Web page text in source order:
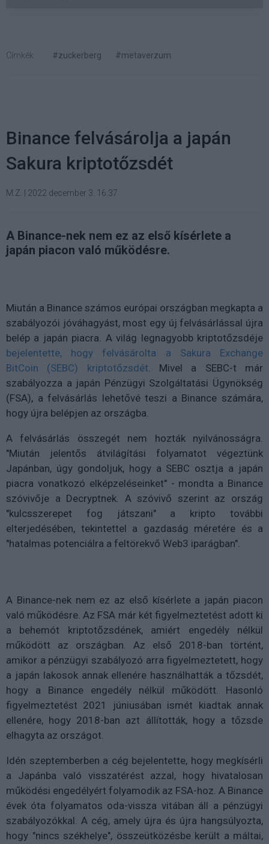
Címkék: #zuckerberg #metaverzum
Binance felvásárolja a japán
Sakura kriptotőzsdét
M.Z. 2022 december 3. 16:37
A Binance-nek nem ez az első kísérlete a
japán piacon való működésre.
Miután a Binance számos európai országban megkapta a
szabályozói jóváhagyást, most egy új felvásárlással újra
belép a japán piacra. A világ legnagyobb kriptotőzsdéje
bejelentette, hogy felvásárolta a Sakura Exchange
BitCoin (SEBC) kriptotőzsdét. Mivel a SEBC-t már
szabályozza a japán Pénzügyi Szolgáltatási Ügynökség
(FSA), a felvásárlás lehetővé teszi a Binance számára,
hogy újra belépjen az országba.
A felvásárlás összegét nem hozták nyilvánosságra.
"Miután jelentős átvilágítási folyamatot végeztünk
Japánban, úgy gondoljuk, hogy a SEBC osztja a japán
piacra vonatkozó elképzeléseinket" - mondta a Binance
szóvivője a Decryptnek. A szóvivő szerint az ország
"kulcsszerepet fog játszani" a kripto további
elterjedésében, tekintettel a gazdaság méretére és a
"hatalmas potenciálra a feltörekvő Web3 iparágban".
A Binance-nek nem ez az első kísérlete a japán piacon
való működésre. Az FSA már két figyelmeztetést adott ki
a behemót kriptotőzsdének, amiért engedély nélkül
működött az országban. Az első 2018-ban történt,
amikor a pénzügyi szabályozó arra figyelmeztetett, hogy
a japán lakosok annak ellenére használhatták a tőzsdét,
hogy a Binance engedély nélkül működött. Hasonló
figyelmeztetést 2021 júniusában ismét kiadtak annak
ellenére, hogy 2018-ban azt állították, hogy a tőzsde
elhagyta az országot.
Idén szeptemberben a cég bejelentette, hogy megkísérli
a Japánba való visszatérést azzal, hogy hivatalosan
működési engedélyért folyamodik az FSA-hoz. A Binance
évek óta folyamatos oda-vissza vitában áll a pénzügyi
szabályozókkal. A cég, amely újra és újra hangsúlyozta,
hogy "nincs székhelye", összeütközésbe került a máltai,